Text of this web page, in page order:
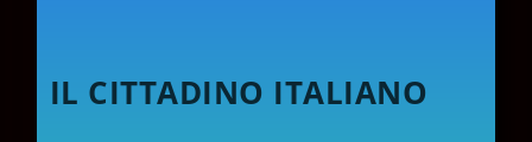
IL CITTADINO ITALIANO